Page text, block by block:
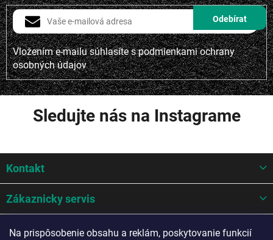
Na prispôsobenie obsahu a reklám, poskytovanie funkcií
Vložením e-mailu súhlasíte spodmienkami ochrany
osobných údajov
Sledujte nás na Instagrame
p
t
Kontakt
Zákaznicky servis
Mohlo by sa hodit